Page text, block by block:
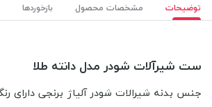
توضیحات مشخصات محصول بازخوردها
ست شیرآلات شودر مدل دانته طلا
جنس بدنه شیرالات شودر آلیاژ برنجی دارای